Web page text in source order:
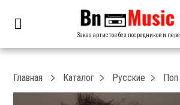
Заказ артистов без посредников и
Главная Каталог Русские Поп